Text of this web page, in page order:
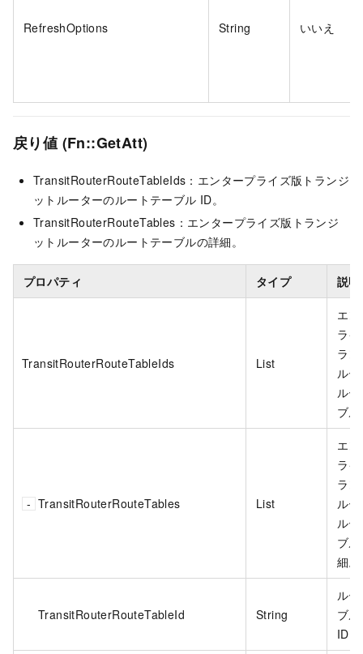
RefreshOptions String いいえ
戻り値 (Fn::GetAtt)
TransitRouterRouteTableIds：エンタープライズ版トランジ
ットルーターのルートテーブル ID。
TransitRouterRouteTables：エンタープライズ版トランジ
ットルーターのルートテーブルの詳細。
プロパティ タイプ 説明
TransitRouterRouteTableIds List
エ
ラ
ラ
ル
ル
ブ
TransitRouterRouteTables List
エ
ラ
ラ
ル
ル
ブ
細。
TransitRouterRouteTableId String
ル
ブ
ID。